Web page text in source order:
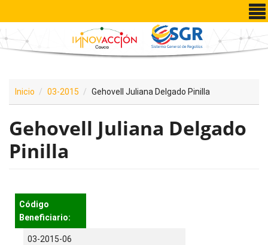
Pasar al contenido principal
Inicio 03-2015 Gehovell Juliana Delgado Pinilla
Gehovell Juliana Delgado
Pinilla
Código
Beneficiario:
03-2015-06